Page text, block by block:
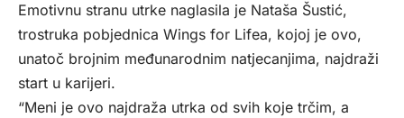
Emotivnu stranu utrke naglasila je Nataša Šustić,
trostruka pobjednica Wings for Lifea, kojoj je ovo,
unatoč brojnim međunarodnim natjecanjima, najdraži
start u karijeri.
“Meni je ovo najdraža utrka od svih koje trčim, a